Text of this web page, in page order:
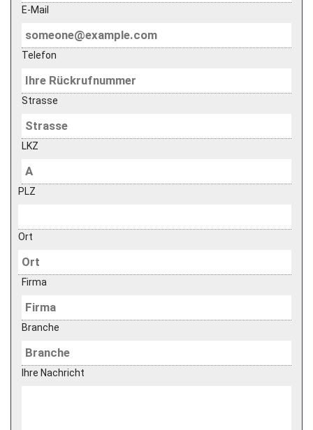
E-Mail
Telefon
Strasse
LKZ
PLZ
Ort
Firma
Branche
Ihre Nachricht